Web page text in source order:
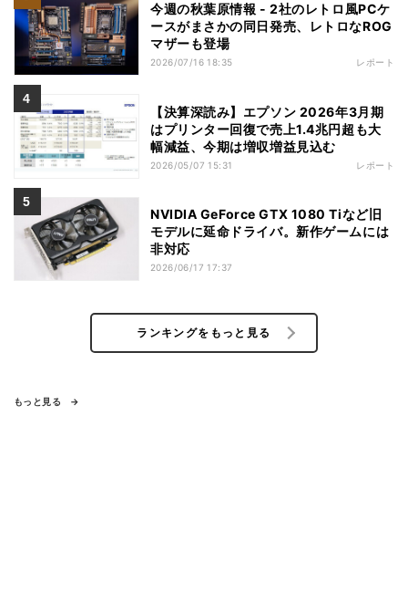
今週の秋葉原情報 - 2社のレトロ風PCケ
ースがまさかの同日発売、レトロなROG
マザーも登場
2026/07/16 18:35 レポート
【決算深読み】エプソン 2026年3月期
はプリンター回復で売上1.4兆円超も大
幅減益、今期は増収増益見込む
2026/05/07 15:31 レポート
NVIDIA GeForce GTX 1080 Tiなど旧
モデルに延命ドライバ。新作ゲームには
非対応
2026/06/17 17:37
ランキングをもっと見る
もっと見る